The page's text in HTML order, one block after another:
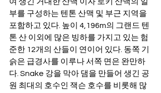
여 생긴 거대한 산맥 이자 로키 산맥의 일
부를 구성하는 텐톤 산맥 및 부근 지역을
포함하고 있다. 높이 4,196m의 그랜드 텐
톤 산 이외에 많은 빙하를 가지고 있는 험
준한 12개의 산들이 연이어 있다. 동쪽 기
슭은 급경사를 이루나 서쪽 면은 완만하
다. Snake 강을 막아 댐을 만들어 생긴 공
원 최대의 호수인 잭슨 호수를 비롯해 많